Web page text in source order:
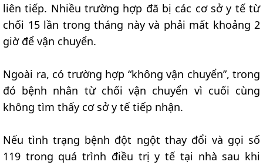
liên tiếp. Nhiều trường hợp đã bị các cơ sở y tế từ
chối 15 lần trong tháng này và phải mất khoảng 2
giờ để vận chuyển.
Ngoài ra, có trường hợp “không vận chuyển”, trong
đó bệnh nhân từ chối vận chuyển vì cuối cùng
không tìm thấy cơ sở y tế tiếp nhận.
Nếu tình trạng bệnh đột ngột thay đổi và gọi số
119 trong quá trình điều trị y tế tại nhà sau khi